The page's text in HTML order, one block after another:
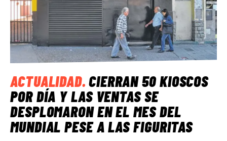
ACTUALIDAD.CIERRAN 50 KIOSCOS
POR DÍA Y LAS VENTAS SE
DESPLOMARON EN EL MES DEL
MUNDIAL PESE A LAS FIGURITAS